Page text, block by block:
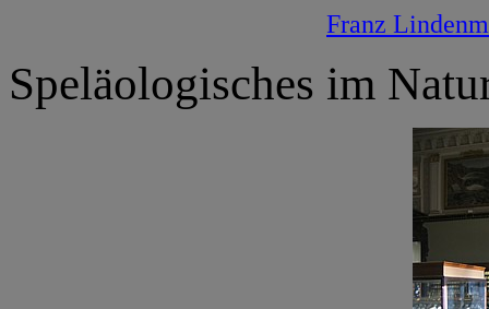
Franz
Speläologisches im